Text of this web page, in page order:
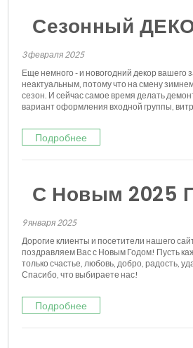
Сезонный
3 февраля 2025
Еще немного - и новогодний декор вашего
неактуальным, потому что на смену
сезон. И сейчас самое время делать
вариант оформления входной группы,
Подробнее
С Новым 2025
9 января 2025
Дорогие клиенты и посетители нашего
поздравляем Вас с Новым Годом! Пусть
только счастье, любовь, добро, радость,
Спасибо, что выбираете нас!
Подробнее